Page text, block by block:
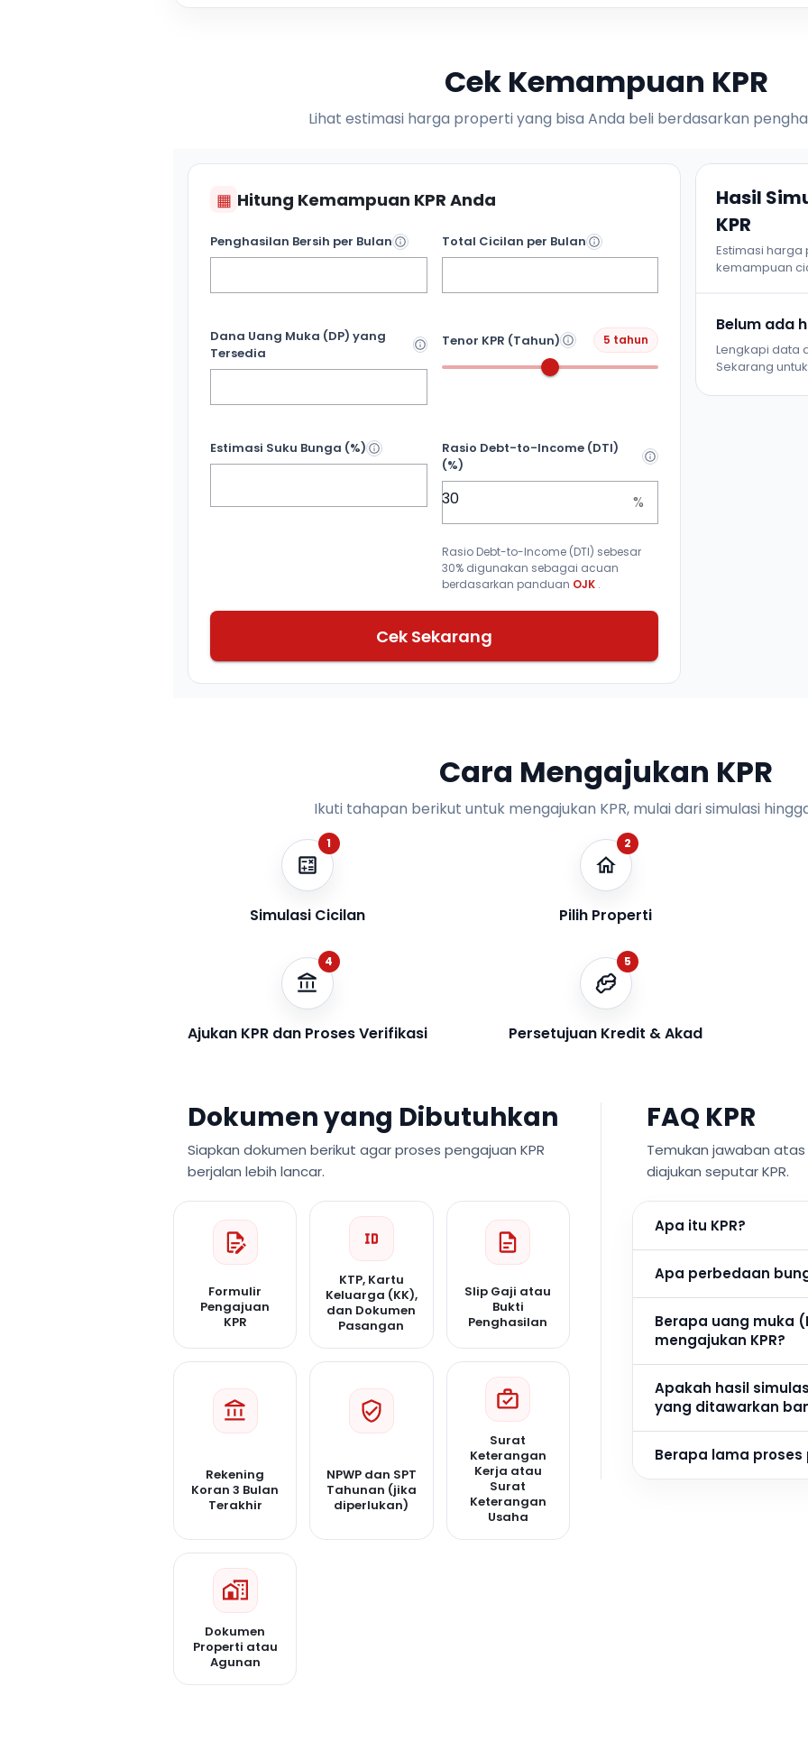
Cek Kemampuan KPR
Lihat estimasi harga properti yang bisa Anda beli berdasarkan
▦ Hitung Kemampuan KPR Anda
Penghasilan Bersih per Bulan Total Cicilan per Bulan
Dana Uang Muka (DP) yang
Tersedia
Tenor KPR (Tahun) 5 tahun
Estimasi Suku Bunga (%)
Rasio Debt-to-Income (DTI)
(%)
%
Rasio Debt-to-Income (DTI) sebesar
30% digunakan sebagai acuan
berdasarkan panduan OJK .
Cek Sekarang
Hasil
KPR
Estimasi
kemampuan
Belum ada
Lengkapi data
Sekarang
Cara Mengajukan KPR
Ikuti tahapan berikut untuk mengajukan KPR, mulai dari simulasi
1
Simulasi Cicilan
2
Pilih Properti
4
Ajukan KPR dan Proses Verifikasi
5
Persetujuan Kredit & Akad
Dokumen yang Dibutuhkan
Siapkan dokumen berikut agar proses pengajuan KPR
berjalan lebih lancar.
Formulir
Pengajuan
KPR
KTP, Kartu
Keluarga (KK),
dan Dokumen
Pasangan
Slip Gaji atau
Bukti
Penghasilan
Rekening
Koran 3 Bulan
Terakhir
NPWP dan SPT
Tahunan (jika
diperlukan)
Surat
Keterangan
Kerja atau
Surat
Keterangan
Usaha
Dokumen
Properti atau
Agunan
FAQ KPR
Temukan jawaban
diajukan seputar KPR.
Apa itu KPR?
Apa perbedaan
Berapa uang muka
mengajukan KPR?
Apakah hasil
yang ditawarkan
Berapa lama proses